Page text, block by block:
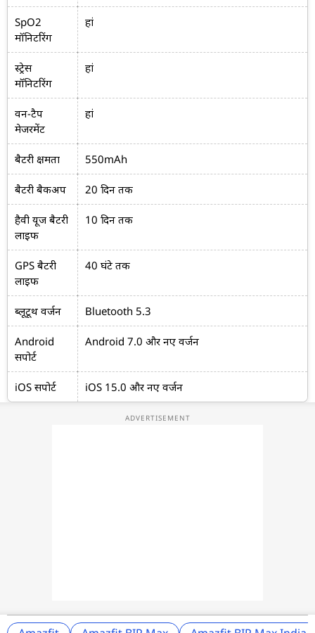
SpO2
मॉनिटरिंग
हां
स्ट्रेस
मॉनिटरिंग
हां
वन-टैप
मेजरमेंट
हां
बैटरी क्षमता 550mAh
बैटरी बैकअप 20 दिन तक
हैवी यूज बैटरी
लाइफ
10 दिन तक
GPS बैटरी
लाइफ
40 घंटे तक
ब्लूटूथ वर्जन Bluetooth 5.3
Android
सपोर्ट
Android 7.0 और नए वर्जन
iOS सपोर्ट iOS 15.0 और नए वर्जन